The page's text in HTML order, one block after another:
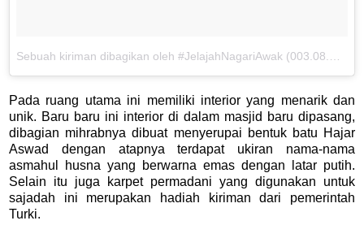
Pada ruang utama ini memiliki interior yang menarik dan
unik. Baru baru ini interior di dalam masjid baru dipasang,
dibagian mihrabnya dibuat menyerupai bentuk batu Hajar
Aswad dengan atapnya terdapat ukiran nama-nama
asmahul husna yang berwarna emas dengan latar putih.
Selain itu juga karpet permadani yang digunakan untuk
sajadah ini merupakan hadiah kiriman dari pemerintah
Turki.